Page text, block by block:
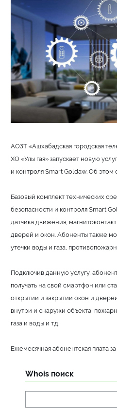
АОЗТ «Ашхабадская городская
ХО «Улы гая» запускает новую
и контроля Smart Goldaw. Об
Базовый комплект технических
безопасности и контроля Smart
датчика движения,
дверей и окон. Абоненты также
утечки воды и газа,
Подключив данную услугу,
получать на свой смартфон или
открытии и закрытии окон и
внутри и снаружи объекта,
газа и воды и т.д.
Ежемесячная абонентская плата за
Whois поиск